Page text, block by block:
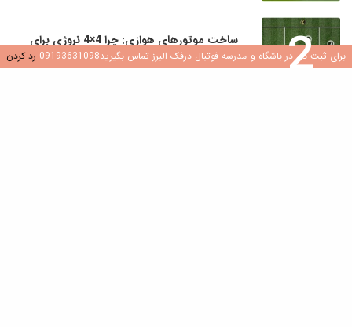
2
ساخت موتورهای هوازی: چرا 4×4 نروژی برای
بازیکنان جوان یک تغییر دهنده بازی است
جولای 8, 2026
برای ثبت نام در باشگاه و مدرسه فوتبال درفک البرز تماس بگیرید09193631098 رد کردن